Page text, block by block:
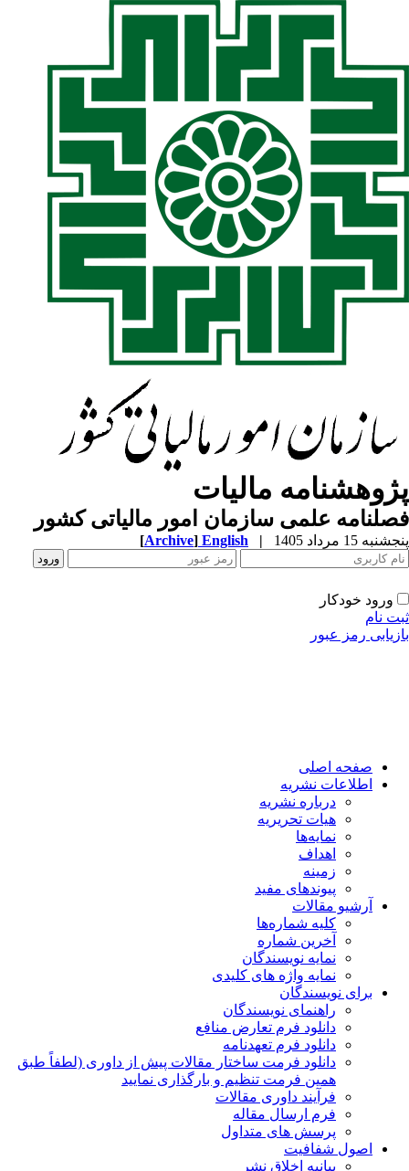
مالیات
علمی سازمان امور مالیاتی کشور
15 مرداد 1405 |
English
[Archive]
ورود خودکار
نام
رمز عبور
صفحه اصلی
اطلاعات نشریه
درباره نشریه
هیات تحریریه
نمایه‌ها
اهداف
زمینه
پیوندهای مفید
آرشیو مقالات
کلیه شماره‌ها
آخرین شماره
نمایه نویسندگان
نمایه واژه های کلیدی
برای نویسندگان
راهنمای نویسندگان
دانلود فرم تعارض منافع
دانلود فرم تعهدنامه
دانلود فرمت ساختار مقالات پیش از داوری (لطفاً طبق
همین فرمت تنظیم و بارگذاری نمایید
فرآیند داوری مقالات
فرم ارسال مقاله
پرسش های متداول
اصول شفافیت
بیانیه اخلاق نشر